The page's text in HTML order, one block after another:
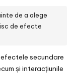
de a alege
de efecte
secundare
și interacțiunile